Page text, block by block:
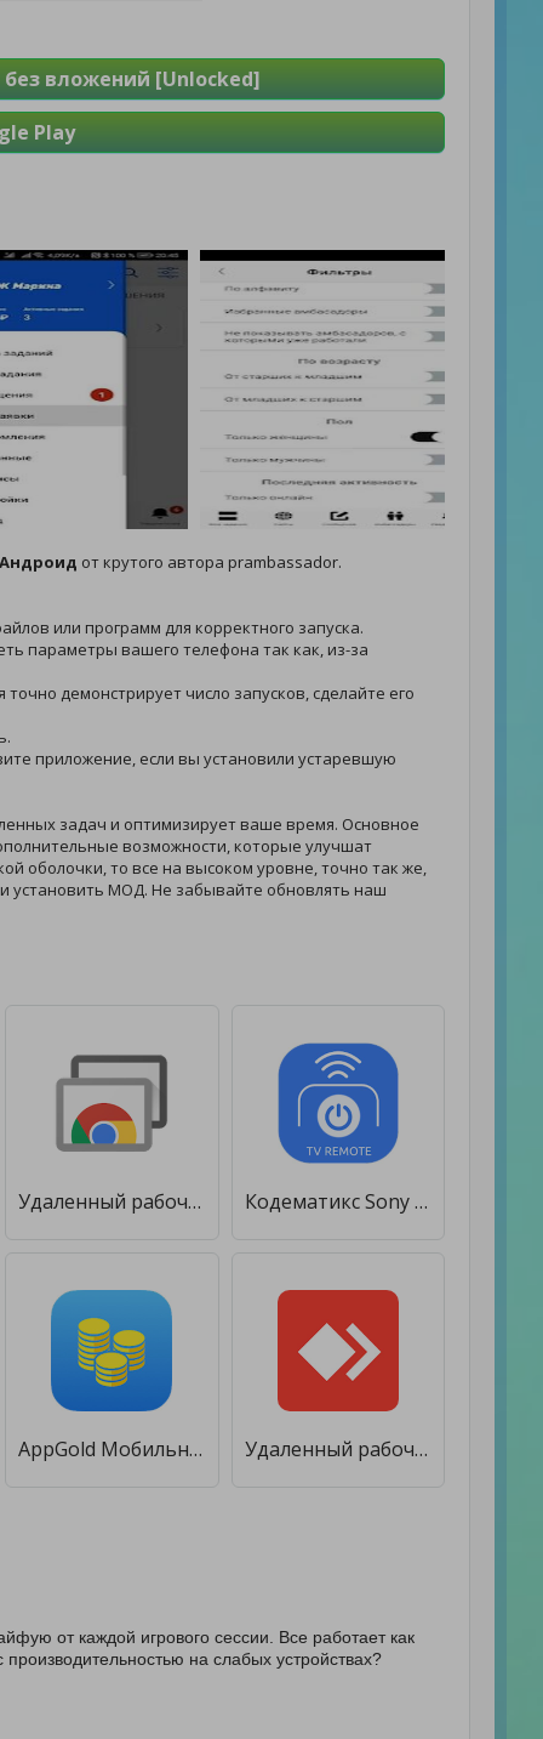
без вложений [Unlocked]
Play
от крутого автора prambassador.
или программ для корректного запуска.
параметры вашего телефона так как, из-за
демонстрирует число запусков, сделайте его
приложение, если вы установили устаревшую
задач и оптимизирует ваше время. Основное
возможности, которые улучшат
оболочки, то все на высоком уровне, точно так же,
установить МОД. Не забывайте обновлять наш
Удаленный рабочий стол Chrome [Premium] Кодематикс Sony TV удаленный-андроид ТВ пульт [Unlocked]
AppGold Мобильный заработок [Unlocked] Удаленный рабочий стол AnyDesk [Premium]
от каждой игрового сессии. Все работает как
на слабых устройствах?